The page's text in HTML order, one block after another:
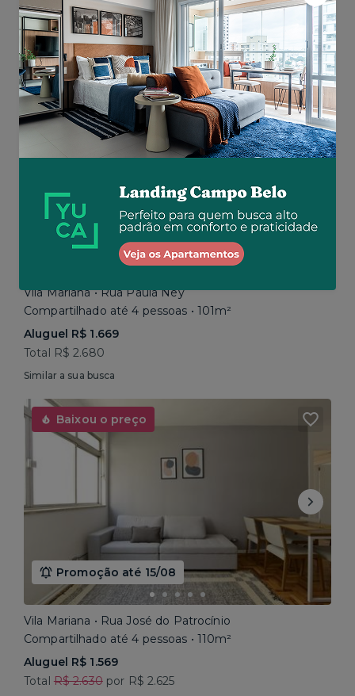
Aluguel R$ 1.777
Total R$ 2.843
Similar a sua busca
Em breve
Vila Mariana • Rua Paula Ney
Compartilhado até 4 pessoas • 101m²
Aluguel R$ 1.669
Total R$ 2.680
Similar a sua busca
Baixou o preço
Promoção até 15/08
Vila Mariana • Rua José do Patrocínio
Compartilhado até 4 pessoas • 110m²
Aluguel R$ 1.569
Total R$ 2.630por R$ 2.625